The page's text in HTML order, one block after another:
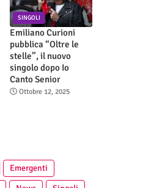
SINGOLI
Emiliano Curioni
pubblica “Oltre le
stelle”, il nuovo
singolo dopo Io
Canto Senior
Ottobre 12, 2025
Emergenti